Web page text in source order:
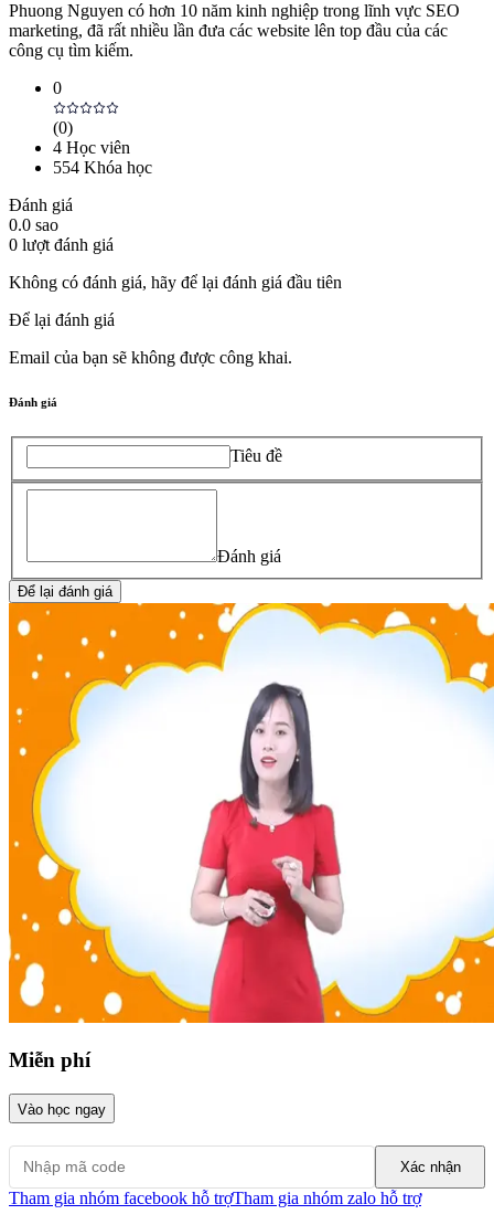
Phuong Nguyen có hơn 10 năm kinh nghiệp trong lĩnh vực SEO
marketing, đã rất nhiều lần đưa các website lên top đầu của các
công cụ tìm kiếm.
0
(0)
4 Học viên
554 Khóa học
Đánh giá
0.0 sao
0 lượt đánh giá
Không có đánh giá, hãy để lại đánh giá đầu tiên
Để lại đánh giá
Email của bạn sẽ không được công khai.
Đánh giá
Tiêu đề
Đánh giá
Để lại đánh giá
Miễn phí
Vào học ngay
Xác nhận
Tham gia nhóm facebook hỗ trợTham gia nhóm zalo hỗ trợ